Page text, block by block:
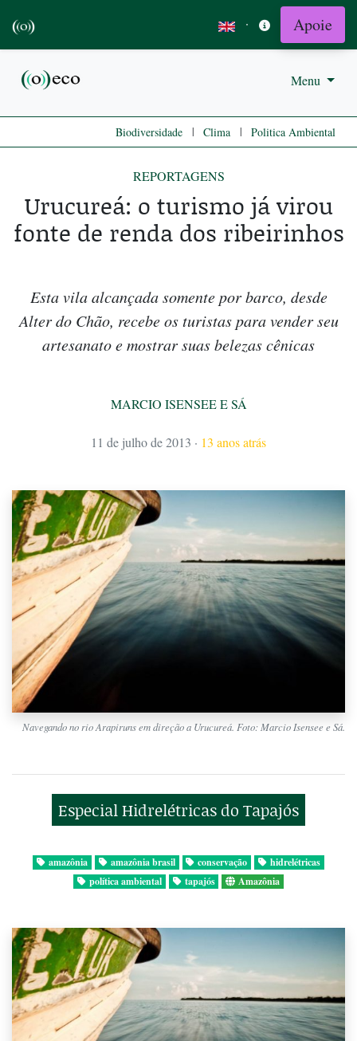
· Apoie
Menu
Biodiversidade | Clima | Politica Ambiental
REPORTAGENS
Urucureá: o turismo já virou
fonte de renda dos ribeirinhos
Esta vila alcançada somente por barco, desde
Alter do Chão, recebe os turistas para vender seu
artesanato e mostrar suas belezas cênicas
MARCIO ISENSEE E SÁ
11 de julho de 2013 · 13 anos atrás
Navegando no rio Arapiruns em direção a Urucureá. Foto: Marcio Isensee e Sá.
Especial Hidrelétricas do Tapajós
amazônia amazônia brasil conservação
hidrelétricas
política ambiental
tapajós Amazônia